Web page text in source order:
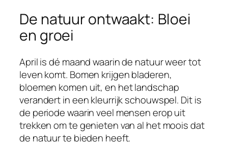
De natuur ontwaakt: Bloei
en groei
April is dé maand waarin de natuur weer tot
leven komt. Bomen krijgen bladeren,
bloemen komen uit, en het landschap
verandert in een kleurrijk schouwspel. Dit is
de periode waarin veel mensen erop uit
trekken om te genieten van al het moois dat
de natuur te bieden heeft.